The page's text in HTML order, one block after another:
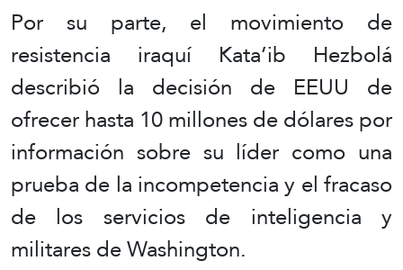
Por su parte, el movimiento de
resistencia iraquí Kata’ib Hezbolá
describió la decisión de EEUU de
ofrecer hasta 10 millones de dólares por
información sobre su líder como una
prueba de la incompetencia y el fracaso
de los servicios de inteligencia y
militares de Washington.